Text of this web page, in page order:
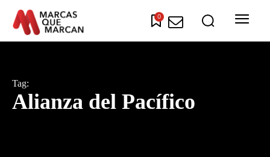
0
Tag:
Alianza del Pacífico